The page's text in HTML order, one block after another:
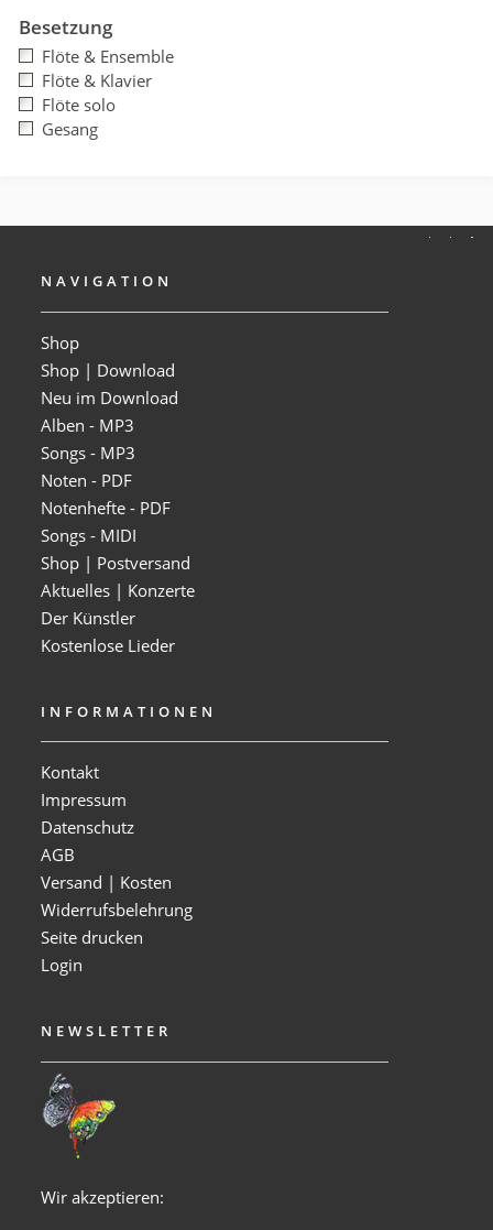
Besetzung
Flöte & Ensemble
Flöte & Klavier
Flöte solo
Gesang
NAVIGATION
Shop
Shop | Download
Neu im Download
Alben - MP3
Songs - MP3
Noten - PDF
Notenhefte - PDF
Songs - MIDI
Shop | Postversand
Aktuelles | Konzerte
Der Künstler
Kostenlose Lieder
INFORMATIONEN
Kontakt
Impressum
Datenschutz
AGB
Versand | Kosten
Widerrufsbelehrung
Seite drucken
Login
NEWSLETTER
Wir akzeptieren: